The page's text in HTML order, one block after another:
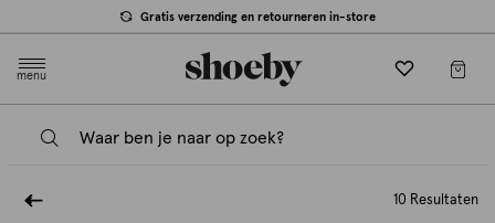
Gratis verzending en retourneren in-store
menu
10 Resultaten